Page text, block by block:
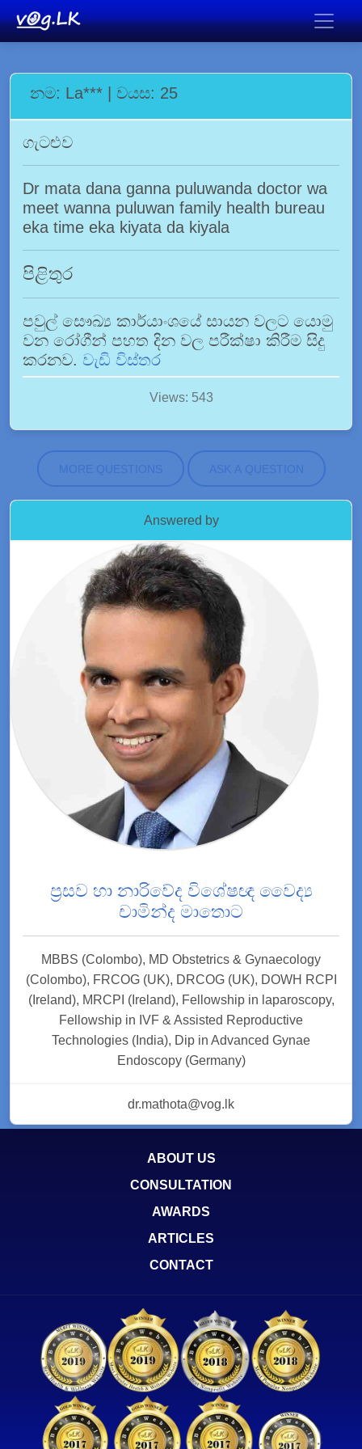
නම: La*** | වයස: 25
ගැටළුව
Dr mata dana ganna puluwanda doctor wa
meet wanna puluwan family health bureau
eka time eka kiyata da kiyala
පිළිතුර
පවුල් සෞඛ්‍ය කාර්යාංශයේ සායන වලට යොමු
වන රෝගීන් පහත දින වල පරීක්ෂා කිරීම සිදු
කරනව. වැඩි විස්තර
Views: 543
MORE QUESTIONS ASK A QUESTION
Answered by
ප්‍රසව හා නාරිවේද විශේෂඥ වෛද්‍ය
චාමින්ද මාතොට
MBBS (Colombo), MD Obstetrics & Gynaecology
(Colombo), FRCOG (UK), DRCOG (UK), DOWH RCPI
(Ireland), MRCPI (Ireland), Fellowship in laparoscopy,
Fellowship in IVF & Assisted Reproductive
Technologies (India), Dip in Advanced Gynae
Endoscopy (Germany)
dr.mathota@vog.lk
ABOUT US
CONSULTATION
AWARDS
ARTICLES
CONTACT